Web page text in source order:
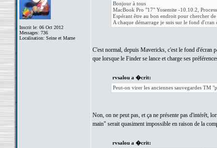
Inscrit le: 06 Oct 2012
Messages: 736
Localisation: Seine et Marne
Bonjour à tous
MacBook Pro "17" Yosemite -10.10.2,
Espérant être au bon endroit pour chercher
A chaque démarrage je suis sur le fond
C'est normal, depuis Mavericks, c'est le fond d'écran
que lorsque le Finder se lance et charge ses
rvsalou a �crit:
Peut-on virer les anciennes sauvegardes TM
Non, on ne peut pas, et ça ne présente pas d'intérêt,
main" serait quasiment impossible en raison de la
rvsalou a �crit: